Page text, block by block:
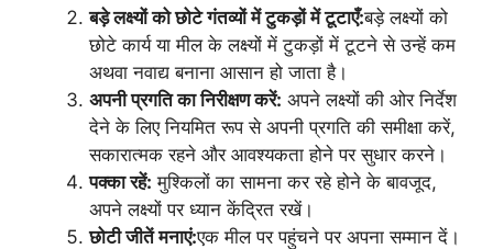
बड़े लक्ष्यों को छोटे गंतव्यों में टुकड़ों में टूटाएँ:बड़े लक्ष्यों को
छोटे कार्य या मील के लक्ष्यों में टुकड़ों में टूटने से उन्हें कम
अथवा नवाद्य बनाना आसान हो जाता है।
अपनी प्रगति का निरीक्षण करें: अपने लक्ष्यों की ओर निर्देश
देने के लिए नियमित रूप से अपनी प्रगति की समीक्षा करें,
सकारात्मक रहने और आवश्यकता होने पर सुधार करने।
पक्का रहें: मुश्किलों का सामना कर रहे होने के बावजूद,
अपने लक्ष्यों पर ध्यान केंद्रित रखें।
छोटी जीतें मनाएं:एक मील पर पहुंचने पर अपना सम्मान दें।